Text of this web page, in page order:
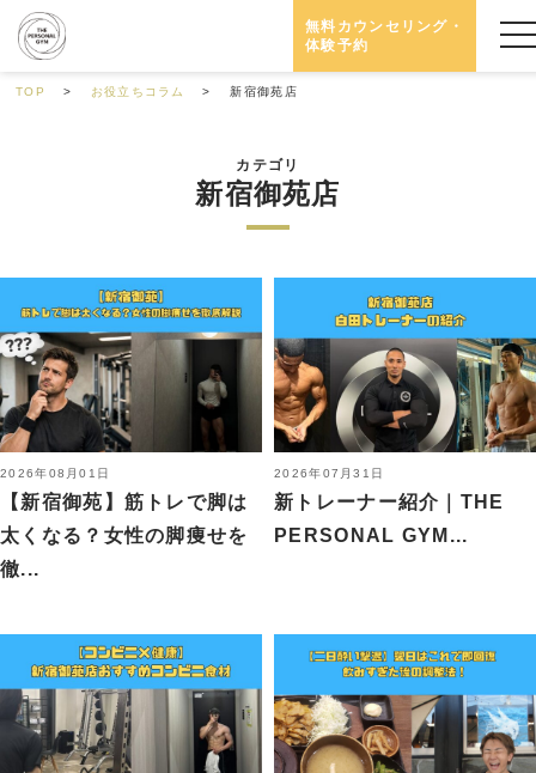
無料カウンセリング・
体験予約
TOP お役立ちコラム 新宿御苑店
カテゴリ
新宿御苑店
2026年08月01日
【新宿御苑】筋トレで脚は
太くなる？女性の脚痩せを
徹...
2026年07月31日
新トレーナー紹介｜THE
PERSONAL GYM...